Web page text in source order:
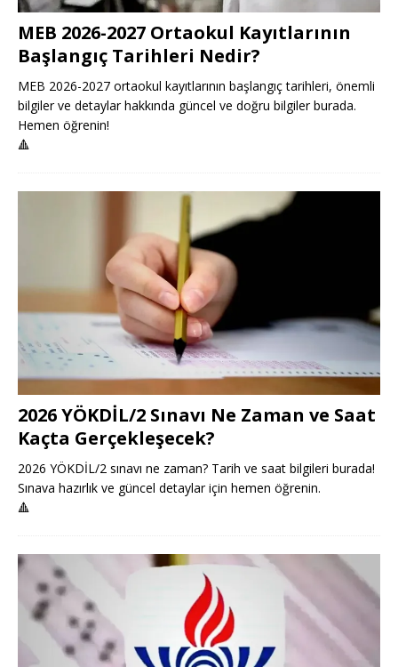
MEB 2026-2027 Ortaokul Kayıtlarının
Başlangıç Tarihleri Nedir?
MEB 2026-2027 ortaokul kayıtlarının başlangıç tarihleri, önemli
bilgiler ve detaylar hakkında güncel ve doğru bilgiler burada.
Hemen öğrenin!
🔺
2026 YÖKDİL/2 Sınavı Ne Zaman ve Saat
Kaçta Gerçekleşecek?
2026 YÖKDİL/2 sınavı ne zaman? Tarih ve saat bilgileri burada!
Sınava hazırlık ve güncel detaylar için hemen öğrenin.
🔺